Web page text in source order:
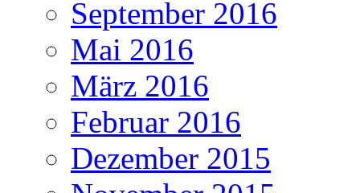
September 2016
Mai 2016
März 2016
Februar 2016
Dezember 2015